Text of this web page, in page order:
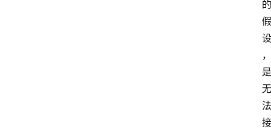
的
假
设
，
是
无
法
接